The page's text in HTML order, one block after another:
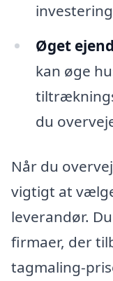
Øget
kan øge
du
Når du
vigtigt at
leverandør.
firmaer, der
tagmaling-